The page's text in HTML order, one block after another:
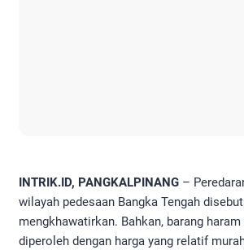
INTRIK.ID, PANGKALPINANG –
wilayah pedesaan Bangka Tengah
mengkhawatirkan. Bahkan, barang
diperoleh dengan harga yang relatif